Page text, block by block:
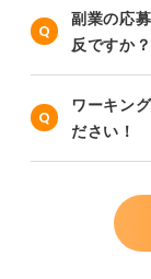
副業の応
反ですか？
ワーキン
ださい！